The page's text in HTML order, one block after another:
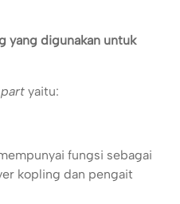
yang digunakan untuk
yaitu:
fungsi sebagai
kopling dan pengait